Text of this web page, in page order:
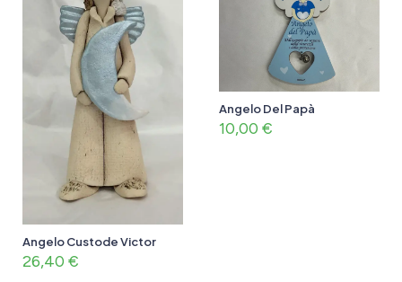
Angelo Custode Victor
26,40 €
Angelo Del Papà
10,00 €